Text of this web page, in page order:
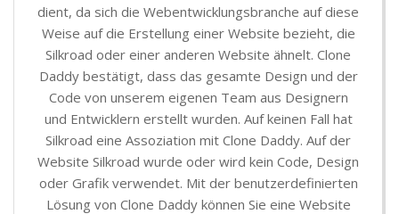
dient, da sich die Webentwicklungsbranche auf diese
Weise auf die Erstellung einer Website bezieht, die
Silkroad oder einer anderen Website ähnelt. Clone
Daddy bestätigt, dass das gesamte Design und der
Code von unserem eigenen Team aus Designern
und Entwicklern erstellt wurden. Auf keinen Fall hat
Silkroad eine Assoziation mit Clone Daddy. Auf der
Website Silkroad wurde oder wird kein Code, Design
oder Grafik verwendet. Mit der benutzerdefinierten
Lösung von Clone Daddy können Sie eine Website